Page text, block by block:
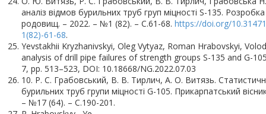
аналіз відмов бурильних труб груп міцності S-135.
родовищ. – 2022. – №1 (82). – С.61-68. https://doi.org/
1(82)-61-68.
Yevstakhii Kryzhanivskyi, Oleg Vytyaz, Roman Hrabovskyi,
analysis of drill pipe failures of strength groups S-135 and G-
7, pp. 513–523, DOI: 10.18668/NG.2022.07.03
10. Р. С. Грабовський, В. В. Тирлич, А. О. Витязь.
бурильних труб групи міцності G-105. Прикарпатський
– №17 (64). – С.190-201.